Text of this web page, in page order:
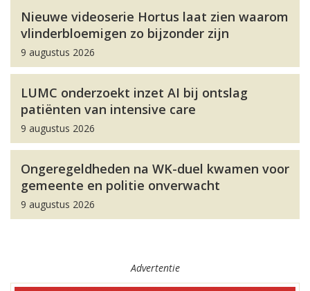
Nieuwe videoserie Hortus laat zien waarom
vlinderbloemigen zo bijzonder zijn
9 augustus 2026
LUMC onderzoekt inzet AI bij ontslag
patiënten van intensive care
9 augustus 2026
Ongeregeldheden na WK-duel kwamen voor
gemeente en politie onverwacht
9 augustus 2026
Advertentie